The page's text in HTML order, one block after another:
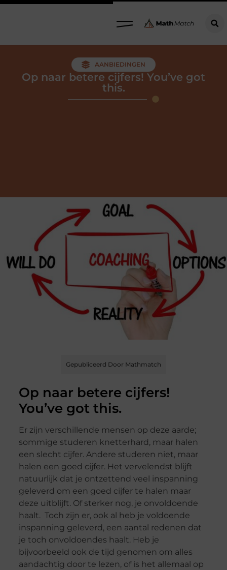
AANBIEDINGEN
Op naar betere cijfers! You’ve got
this.
Gepubliceerd Door Mathmatch
Op naar betere cijfers!
You’ve got this.
Er zijn verschillende mensen op deze aarde;
sommige studeren knetterhard, maar halen
een slecht cijfer. Andere studeren niet, maar
halen een goed cijfer. Het vervelendst blijft
natuurlijk dat je ontzettend veel inspanning
geleverd om een goed cijfer te halen maar
deze uitblijft. Of sterker nog, je onvoldoende
haalt. Toch zijn er, ook al heb je voldoende
inspanning geleverd, een aantal redenen dat
je toch onvoldoendes haalt. Heb je
bijvoorbeeld ook de tijd genomen om alles
aandachtig door te lezen, of is het allemaal op